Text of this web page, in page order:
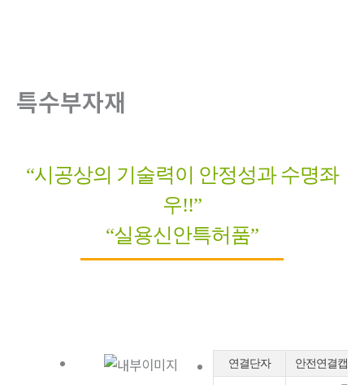
특수부자재
“시공상의 기술력이 안정성과 수명좌
우!!”
“실용신안특허품”
연결단자 안전연결캡